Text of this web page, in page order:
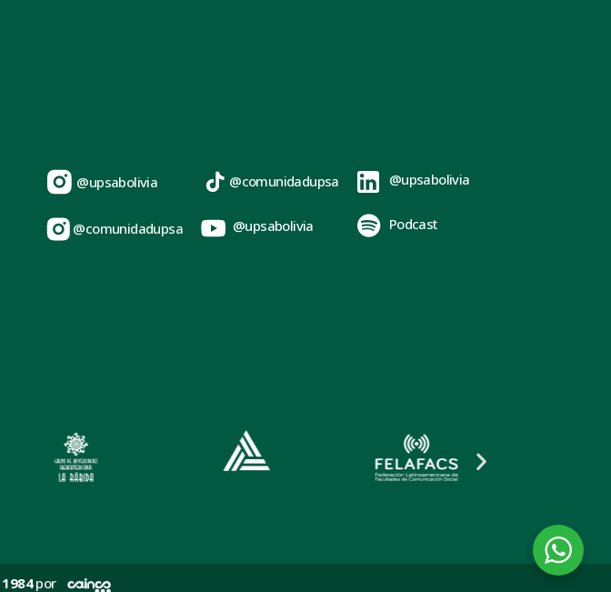
@upsabolivia
@comunidadupsa
@comunidadupsa
@upsabolivia
@upsabolivia
Podcast
1984por